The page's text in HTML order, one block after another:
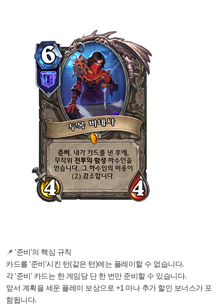
📌 '준비'의 핵심 규칙
카드를 '준비'시킨 턴(같은 턴)에는 플레이할 수 없습니다.
각 '준비' 카드는 한 게임당 단 한 번만 준비할 수 있습니다.
앞서 계획을 세운 플레이 보상으로 +1 마나 추가 할인 보너스가 포
함됩니다.